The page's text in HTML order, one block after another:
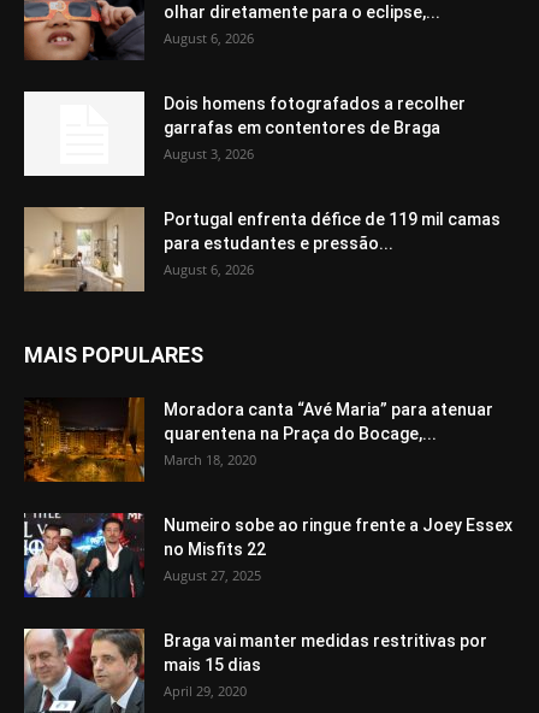
olhar diretamente para o eclipse,...
August 6, 2026
Dois homens fotografados a recolher
garrafas em contentores de Braga
August 3, 2026
Portugal enfrenta défice de 119 mil camas
para estudantes e pressão...
August 6, 2026
MAIS POPULARES
Moradora canta “Avé Maria” para atenuar
quarentena na Praça do Bocage,...
March 18, 2020
Numeiro sobe ao ringue frente a Joey Essex
no Misfits 22
August 27, 2025
Braga vai manter medidas restritivas por
mais 15 dias
April 29, 2020